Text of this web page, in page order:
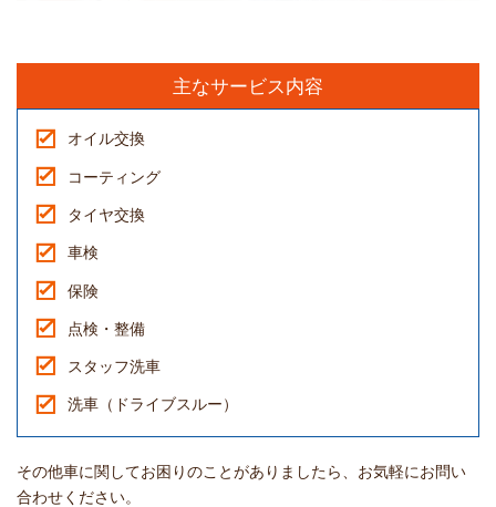
主なサービス内容
オイル交換
コーティング
タイヤ交換
車検
保険
点検・整備
スタッフ洗車
洗車（ドライブスルー）
その他車に関してお困りのことがありましたら、お気軽にお問い
合わせください。